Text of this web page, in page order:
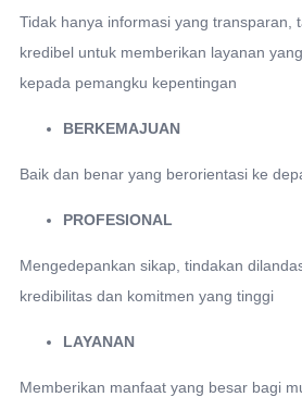
Tidak hanya informasi yang transparan,
kredibel untuk memberikan layanan
kepada pemangku kepentingan
BERKEMAJUAN
Baik dan benar yang berorientasi ke
PROFESIONAL
Mengedepankan sikap, tindakan
kredibilitas dan komitmen yang tinggi
LAYANAN
Memberikan manfaat yang besar bagi